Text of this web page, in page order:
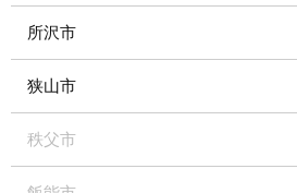
所沢市
狭山市
秩父市